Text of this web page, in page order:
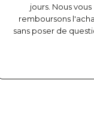
jours. Nous vous
remboursons
sans poser de